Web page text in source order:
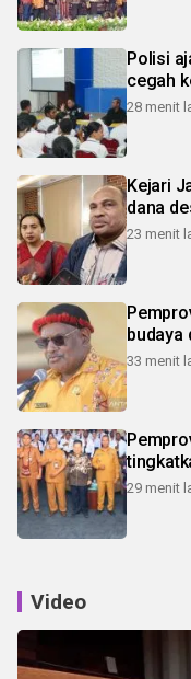
Polisi
cegah
28 menit
Kejari
dana
23 menit
budaya
33 menit
29 menit
Video